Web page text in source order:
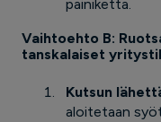
painiketta.
Vaihtoehto B:
tanskalaiset
Kutsun
aloitetaan